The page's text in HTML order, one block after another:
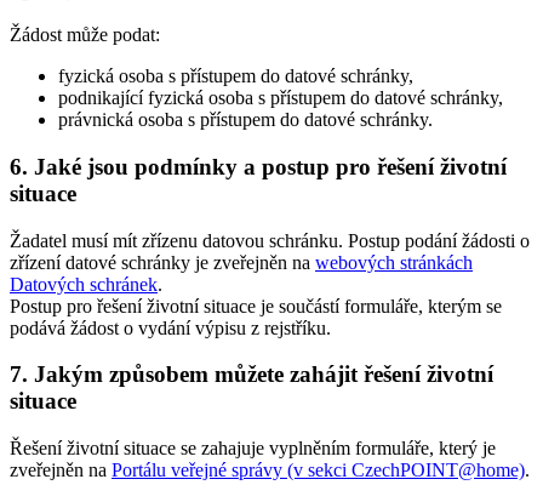
Žádost může podat:
fyzická osoba s přístupem do datové schránky,
podnikající fyzická osoba s přístupem do datové schránky,
právnická osoba s přístupem do datové schránky.
6. Jaké jsou podmínky a postup pro řešení životní
situace
Žadatel musí mít zřízenu datovou schránku. Postup podání žádosti o
zřízení datové schránky je zveřejněn na webových stránkách
Datových schránek.
Postup pro řešení životní situace je součástí formuláře, kterým se
podává žádost o vydání výpisu z rejstříku.
7. Jakým způsobem můžete zahájit řešení životní
situace
Řešení životní situace se zahajuje vyplněním formuláře, který je
zveřejněn na Portálu veřejné správy (v sekci CzechPOINT@home).